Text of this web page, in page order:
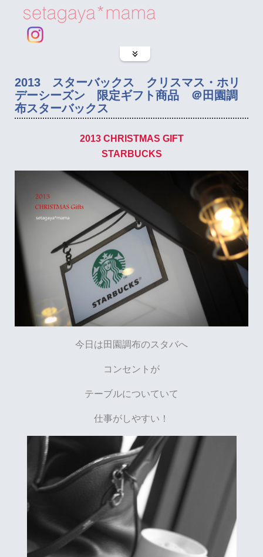
2013 スターバックス クリスマス・ホリ
デーシーズン 限定ギフト商品 ＠田園調
布スターバックス
2013 CHRISTMAS GIFT
STARBUCKS
今日は田園調布のスタバへ
コンセントが
テーブルについていて
仕事がしやすい！